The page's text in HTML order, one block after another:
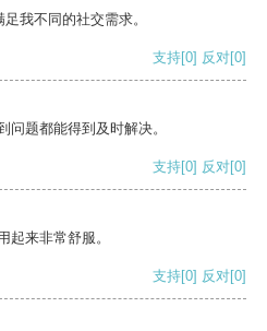
我不同的社交需求。
支持[0] 反对[0]
问题都能得到及时解决。
支持[0] 反对[0]
起来非常舒服。
支持[0] 反对[0]